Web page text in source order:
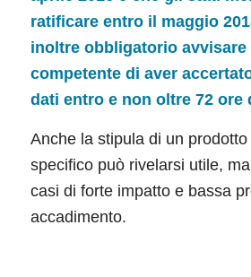
ratificare entro il maggio
inoltre obbligatorio avvisare
competente di aver
dati entro e non oltre 72 ore
Anche la stipula di un
specifico può rivelarsi utile,
casi di forte impatto e bassa
accadimento.